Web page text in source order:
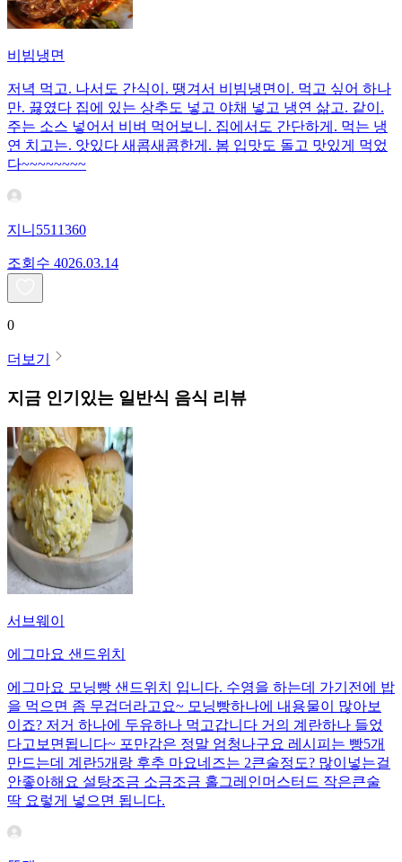
비빔냉면
저녁 먹고. 나서도 간식이. 땡겨서 비빔냉면이. 먹고 싶어 하나
만. 끓였다 집에 있는 상추도 넣고 야채 넣고 냉연 삶고. 같이.
주는 소스 넣어서 비벼 먹어보니. 집에서도 간단하게. 먹는 냉
연 치고는. 앗있다 새콤새콤한게. 봄 입맛도 돌고 맛있게 먹었
다~~~~~~~~
지니5511360
조회수 4026.03.14
0
더보기
지금 인기있는 일반식 음식 리뷰
서브웨이
에그마요 샌드위치
에그마요 모닝빵 샌드위치 입니다. 수영을 하는데 가기전에 밥
을 먹으면 좀 무겁더라고요~ 모닝빵하나에 내용물이 많아보
이죠? 저거 하나에 두유하나 먹고갑니다 거의 계란하나 들었
다고보면됩니다~ 포만감은 정말 엄청나구요 레시피는 빵5개
만드는데 계란5개랑 후추 마요네즈는 2큰술정도? 많이넣는걸
안좋아해요 설탕조금 소금조금 홀그레인머스터드 작은큰술
딱 요렇게 넣으면 됩니다.